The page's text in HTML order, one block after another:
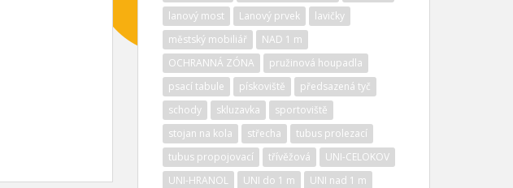
lanový most
Lanový prvek
lavičky
městský mobiliář
NAD 1 m
OCHRANNÁ ZÓNA
pružinová houpadla
psací tabule
pískoviště
předsazená tyč
schody
skluzavka
sportoviště
stojan na kola
střecha
tubus prolezací
tubus propojovací
třívěžová
UNI-CELOKOV
UNI-HRANOL
UNI do 1 m
UNI nad 1 m